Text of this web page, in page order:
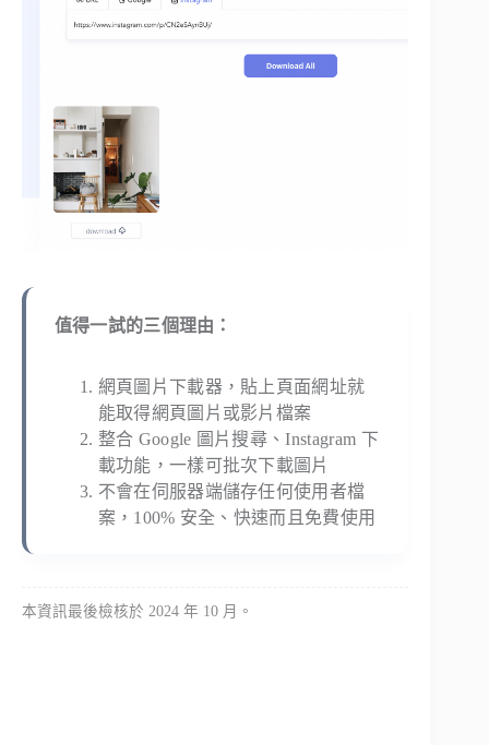
值得一試的三個理由：
網頁圖片下載器，貼上頁面網址就
能取得網頁圖片或影片檔案
整合 Google 圖片搜尋、Instagram 下
載功能，一樣可批次下載圖片
不會在伺服器端儲存任何使用者檔
案，100% 安全、快速而且免費使用
本資訊最後檢核於 2024 年 10 月。